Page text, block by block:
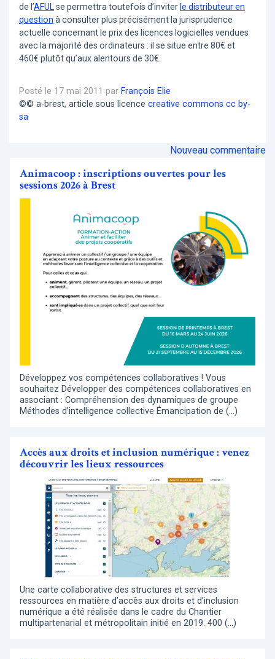
de l’AFULse permettra toutefois d’inviter le distributeur en
question à consulter plus précisément la jurisprudence
actuelle concernant le prix des licences logicielles vendues
avec la majorité des ordinateurs : il se situe entre 80€ et
460€ plutôt qu’aux alentours de 30€.
Posté le 17 mai 2011 par François Elie
©© a-brest, article sous licence creative commons cc by-
sa
Nouveau commentaire
Animacoop : inscriptions ouvertes pour les
sessions 2026 à Brest
Développez vos compétences collaboratives ! Vous
souhaitez Développer des compétences collaboratives en
associant : Compréhension des dynamiques de groupe
Méthodes d’intelligence collective Émancipation de (…)
Accès aux droits et inclusion numérique : venez
découvrir les lieux ressources
Une carte collaborative des structures et services
ressources en matière d’accès aux droits et d’inclusion
numérique a été réalisée dans le cadre du Chantier
multipartenarial et métropolitain initié en 2019. 400 (…)